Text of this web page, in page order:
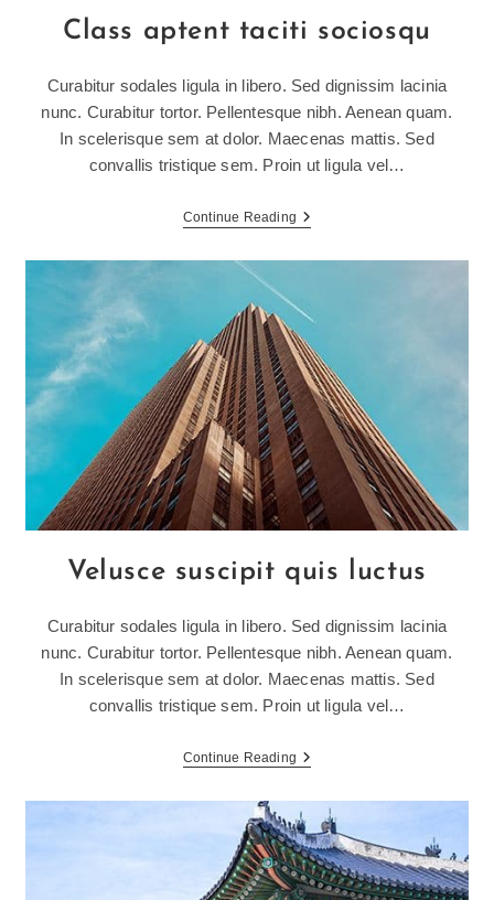
Class aptent taciti sociosqu
Curabitur sodales ligula in libero. Sed dignissim lacinia
nunc. Curabitur tortor. Pellentesque nibh. Aenean quam.
In scelerisque sem at dolor. Maecenas mattis. Sed
convallis tristique sem. Proin ut ligula vel…
Continue Reading Class
Velusce suscipit quis luctus
Curabitur sodales ligula in libero. Sed dignissim lacinia
nunc. Curabitur tortor. Pellentesque nibh. Aenean quam.
In scelerisque sem at dolor. Maecenas mattis. Sed
convallis tristique sem. Proin ut ligula vel…
Continue Reading Velusce
Luctus